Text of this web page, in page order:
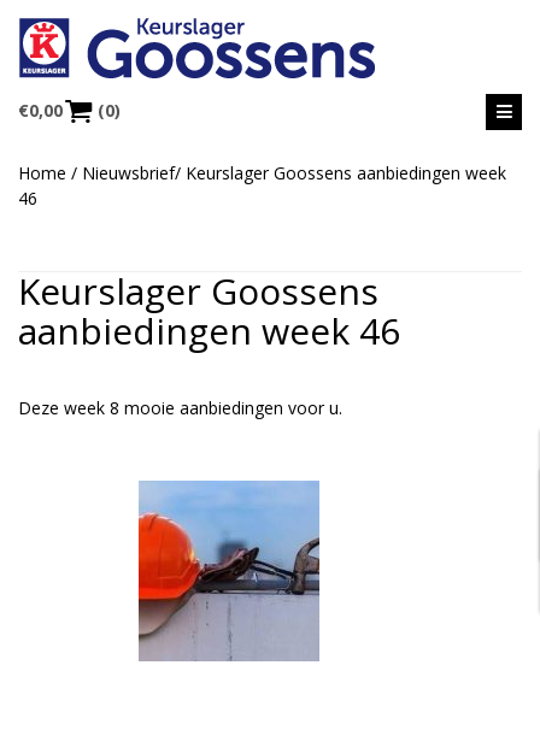
€0,00 (0)
Home / Nieuwsbrief/ Keurslager Goossens aanbiedingen week
46
Keurslager Goossens
aanbiedingen week 46
Deze week 8 mooie aanbiedingen voor u.